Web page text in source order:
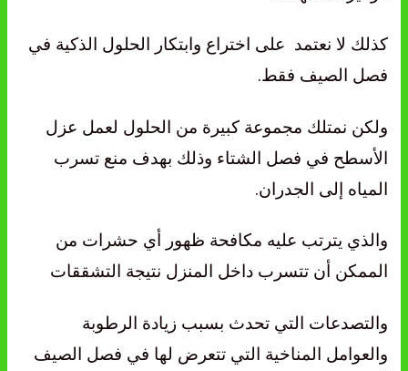
كذلك لا نعتمد على اختراع وابتكار الحلول الذكية في
فصل الصيف فقط.
ولكن نمتلك مجموعة كبيرة من الحلول لعمل عزل
الأسطح في فصل الشتاء وذلك بهدف منع تسرب
المياه إلى الجدران.
والذي يترتب عليه مكافحة ظهور أي حشرات من
الممكن أن تتسرب داخل المنزل نتيجة التشققات
والتصدعات التي تحدث بسبب زيادة الرطوبة
والعوامل المناخية التي تتعرض لها في فصل الصيف